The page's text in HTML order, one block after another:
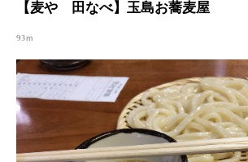
【麦や 田なべ】玉島お蕎麦屋
93m